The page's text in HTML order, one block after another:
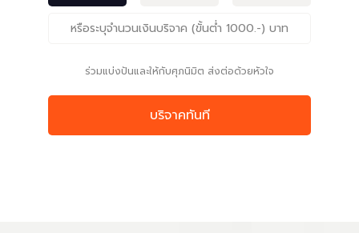
ร่วมแบ่งปันและให้กับศุภนิมิต ส่งต่อด้วยหัวใจ
บริจาคทันที